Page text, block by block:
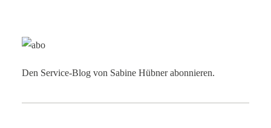
Den Service-Blog von Sabine Hübner abonnieren.